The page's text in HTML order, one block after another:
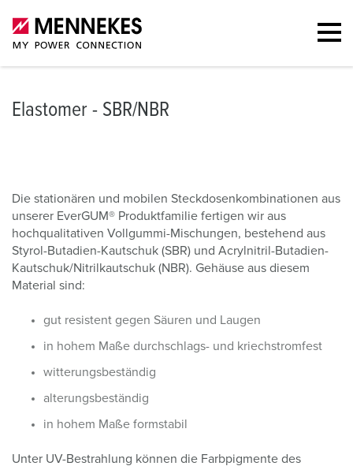
Elastomer - SBR/NBR
Die stationären und mobilen Steckdosenkombinationen aus
unserer EverGUM® Produktfamilie fertigen wir aus
hochqualitativen Vollgummi-Mischungen, bestehend aus
Styrol-Butadien-Kautschuk (SBR) und Acrylnitril-Butadien-
Kautschuk/Nitrilkautschuk (NBR). Gehäuse aus diesem
Material sind:
gut resistent gegen Säuren und Laugen
in hohem Maße durchschlags- und kriechstromfest
witterungsbeständig
alterungsbeständig
in hohem Maße formstabil
Unter UV-Bestrahlung können die Farbpigmente des